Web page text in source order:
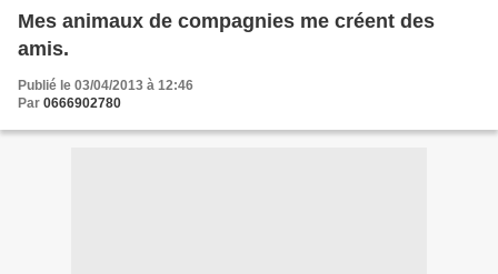
Mes animaux de compagnies me créent des
amis.
Publié le 03/04/2013 à 12:46
Par 0666902780